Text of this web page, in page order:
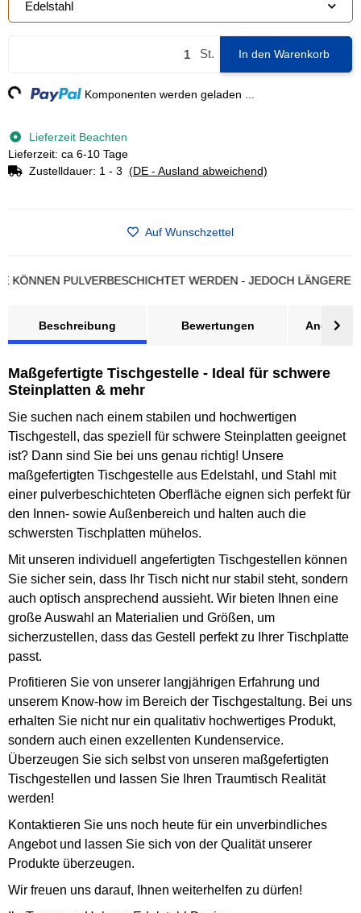
Edelstahl
St. In den Warenkorb
Komponenten werden geladen ...
Lieferzeit Beachten
Lieferzeit: ca 6-10 Tage
Zustelldauer: 1 - 3 (DE - Ausland abweichend)
Auf Wunschzettel
PULVERBESCHICHTET WERDEN - JEDOCH LÄNGERE
Beschreibung Bewertungen Angebot
Maßgefertigte Tischgestelle - Ideal für schwere
Steinplatten & mehr
Sie suchen nach einem stabilen und hochwertigen
Tischgestell, das speziell für schwere Steinplatten geeignet
ist? Dann sind Sie bei uns genau richtig! Unsere
maßgefertigten Tischgestelle aus Edelstahl, und Stahl mit
einer pulverbeschichteten Oberfläche eignen sich perfekt für
den Innen- sowie Außenbereich und halten auch die
schwersten Tischplatten mühelos.
Mit unseren individuell angefertigten Tischgestellen können
Sie sicher sein, dass Ihr Tisch nicht nur stabil steht, sondern
auch optisch ansprechend aussieht. Wir bieten Ihnen eine
große Auswahl an Materialien und Größen, um
sicherzustellen, dass das Gestell perfekt zu Ihrer Tischplatte
passt.
Profitieren Sie von unserer langjährigen Erfahrung und
unserem Know-how im Bereich der Tischgestaltung. Bei uns
erhalten Sie nicht nur ein qualitativ hochwertiges Produkt,
sondern auch einen exzellenten Kundenservice.
Überzeugen Sie sich selbst von unseren maßgefertigten
Tischgestellen und lassen Sie Ihren Traumtisch Realität
werden!
Kontaktieren Sie uns noch heute für ein unverbindliches
Angebot und lassen Sie sich von der Qualität unserer
Produkte überzeugen.
Wir freuen uns darauf, Ihnen weiterhelfen zu dürfen!